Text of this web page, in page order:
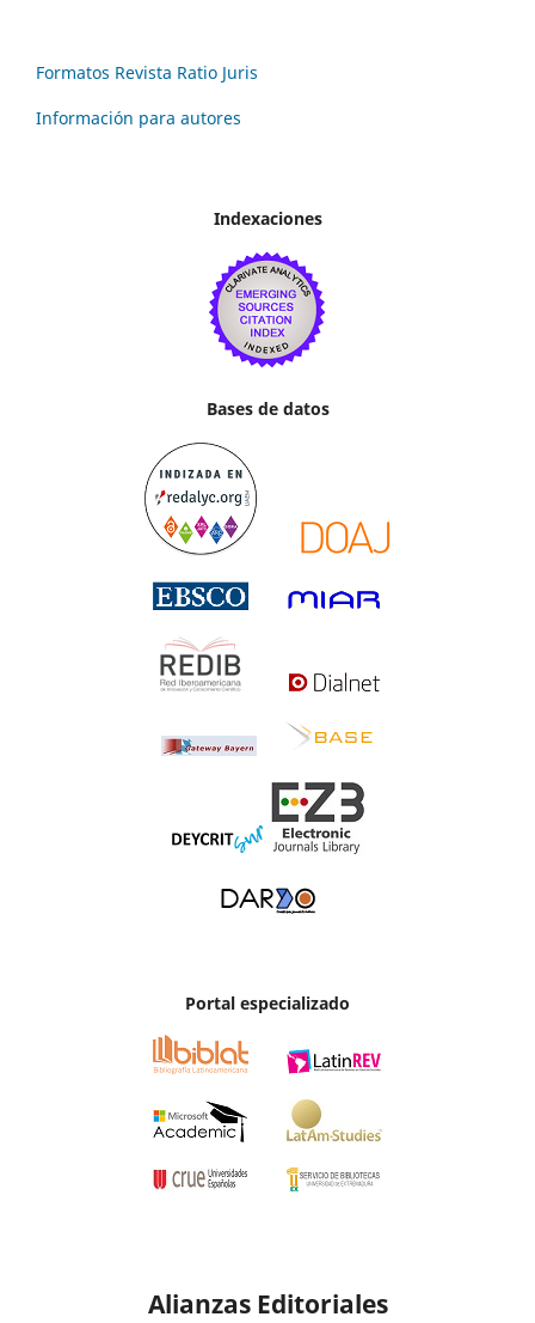
Formatos Revista Ratio Juris
Información para autores
Indexaciones
Bases de datos
Portal especializado
Alianzas Editoriales